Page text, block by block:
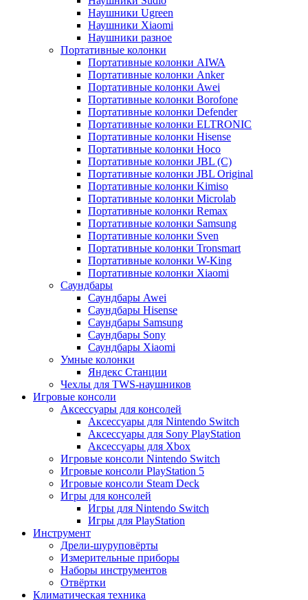
Наушники Ugreen
Наушники Xiaomi
Наушники разное
Портативные колонки
Портативные колонки AIWA
Портативные колонки Anker
Портативные колонки Awei
Портативные колонки Borofone
Портативные колонки Defender
Портативные колонки ELTRONIC
Портативные колонки Hisense
Портативные колонки Hoco
Портативные колонки JBL (C)
Портативные колонки JBL Original
Портативные колонки Kimiso
Портативные колонки Microlab
Портативные колонки Remax
Портативные колонки Samsung
Портативные колонки Sven
Портативные колонки Tronsmart
Портативные колонки W-King
Портативные колонки Xiaomi
Саундбары
Саундбары Awei
Саундбары Hisense
Саундбары Samsung
Саундбары Sony
Саундбары Xiaomi
Умные колонки
Яндекс Станции
Чехлы для TWS-наушников
Игровые консоли
Аксессуары для консолей
Аксессуары для Nintendo Switch
Аксессуары для Sony PlayStation
Аксессуары для Xbox
Игровые консоли Nintendo Switch
Игровые консоли PlayStation 5
Игровые консоли Steam Deck
Игры для консолей
Игры для Nintendo Switch
Игры для PlayStation
Инструмент
Дрели-шуруповёрты
Измерительные приборы
Наборы инструментов
Отвёртки
Климатическая техника